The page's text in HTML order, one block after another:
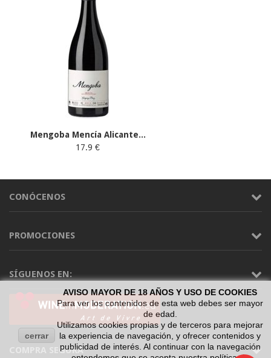
Mengoba Mencía Alicante...
17.9 €
CONÓCENOS
PROMOCIONES
SÍGUENOS EN:
COMPRA SEGURA
cerrar
AVISO MAYOR DE 18 AÑOS Y USO DE COOKIES
Para ver los contenidos de esta web debes ser mayor
de edad.
Utilizamos cookies propias y de terceros para mejorar
la experiencia de navegación, y ofrecer contenidos y
publicidad de interés. Al continuar con la navegación